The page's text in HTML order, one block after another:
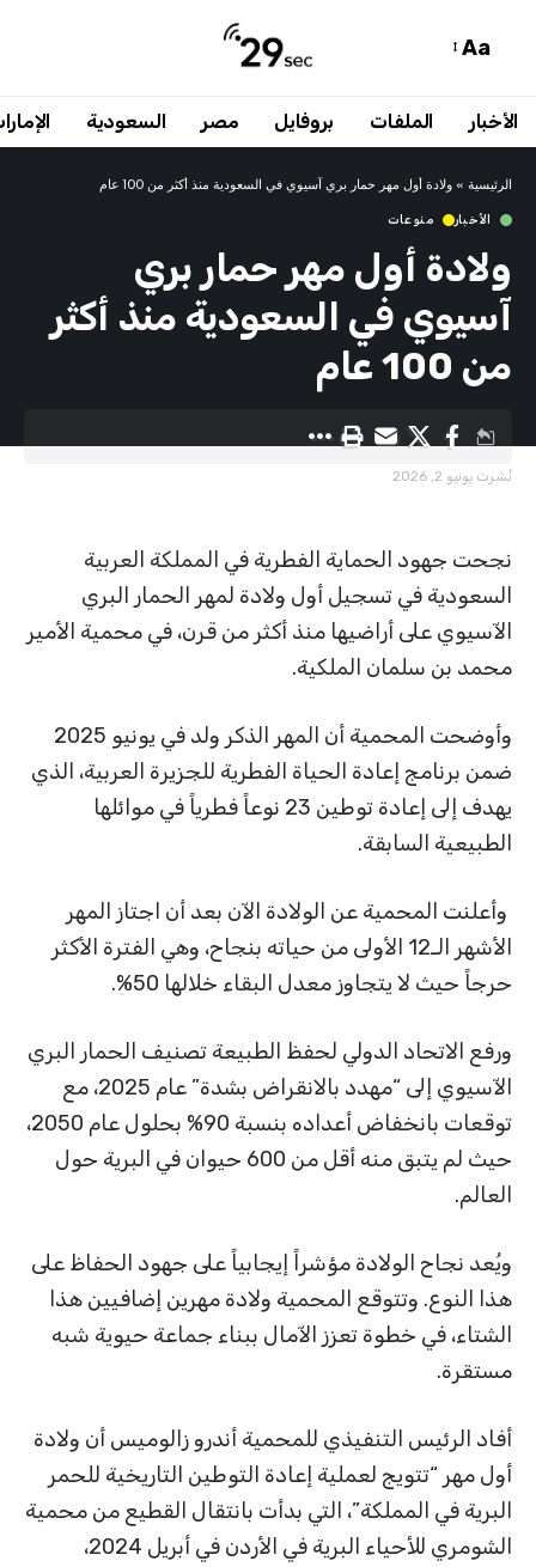
Aa
الأخبار الملفات بروفايل مصر السعودية
الرئيسية » ولادة أول مهر حمار بري آسيوي في السعودية منذ أكثر من 100 عام
الأخبار منوعات
ولادة أول مهر حمار بري
آسيوي في السعودية منذ أكثر
من 100 عام
نُشرت يونيو 2, 2026
نجحت جهود الحماية الفطرية في المملكة العربية
السعودية في تسجيل أول ولادة لمهر الحمار البري
الآسيوي على أراضيها منذ أكثر من قرن، في محمية الأمير
محمد بن سلمان الملكية.
وأوضحت المحمية أن المهر الذكر ولد في يونيو 2025
ضمن برنامج إعادة الحياة الفطرية للجزيرة العربية، الذي
يهدف إلى إعادة توطين 23 نوعاً فطرياً في موائلها
الطبيعية السابقة.
وأعلنت المحمية عن الولادة الآن بعد أن اجتاز المهر
الأشهر الـ12 الأولى من حياته بنجاح، وهي الفترة الأكثر
حرجاً حيث لا يتجاوز معدل البقاء خلالها 50%.
ورفع الاتحاد الدولي لحفظ الطبيعة تصنيف الحمار البري
الآسيوي إلى “مهدد بالانقراض بشدة” عام 2025، مع
توقعات بانخفاض أعداده بنسبة 90% بحلول عام 2050،
حيث لم يتبق منه أقل من 600 حيوان في البرية حول
العالم.
ويُعد نجاح الولادة مؤشراً إيجابياً على جهود الحفاظ على
هذا النوع. وتتوقع المحمية ولادة مهرين إضافيين هذا
الشتاء، في خطوة تعزز الآمال ببناء جماعة حيوية شبه
مستقرة.
أفاد الرئيس التنفيذي للمحمية أندرو زالوميس أن ولادة
أول مهر “تتويج لعملية إعادة التوطين التاريخية للحمر
البرية في المملكة”، التي بدأت بانتقال القطيع من محمية
الشومري للأحياء البرية في الأردن في أبريل 2024،